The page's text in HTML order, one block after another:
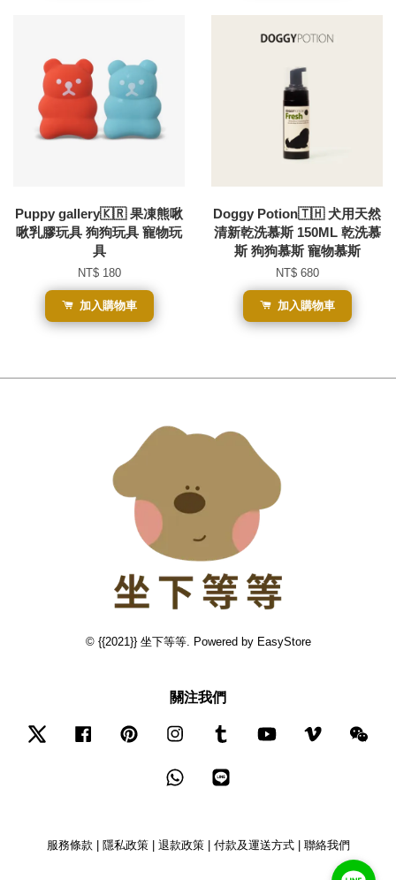
Puppy gallery🇰🇷 果凍熊啾
啾乳膠玩具 狗狗玩具 寵物玩
具
NT$ 180
加入購物車
Doggy Potion🇹🇭 犬用天然
清新乾洗慕斯 150ML 乾洗慕
斯 狗狗慕斯 寵物慕斯
NT$ 680
加入購物車
© {{2021}} 坐下等等. Powered by EasyStore
關注我們
Twitter Facebook Pinterest Instagram Tumblr YouTube Vimeo
Whatsapp
服務條款 隱私政策| 退款政策| 付款及運送方式| 聯絡我們